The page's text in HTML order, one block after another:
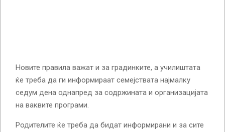
Новите правила важат и за градинките, а училиштата
ќе треба да ги информираат семејствата најмалку
седум дена однапред за содржината и организацијата
на ваквите програми.
Родителите ќе треба да бидат информирани и за сите